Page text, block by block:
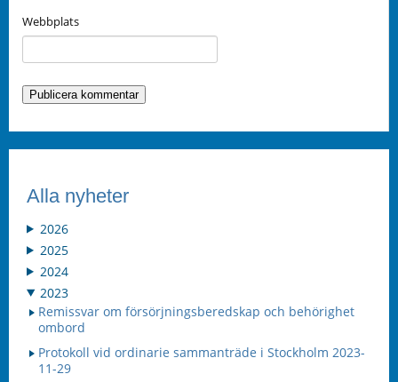
Webbplats
Alla nyheter
2026
2025
2024
2023
Remissvar om försörjningsberedskap och behörighet
ombord
Protokoll vid ordinarie sammanträde i Stockholm 2023-
11-29